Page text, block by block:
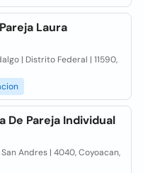
Laura
| Distrito Federal | 11590,
De Pareja Individual
Andres | 4040, Coyoacan,